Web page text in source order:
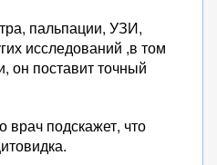
пальпации, УЗИ,
исследований ,в том
он поставит точный
врач подскажет, что